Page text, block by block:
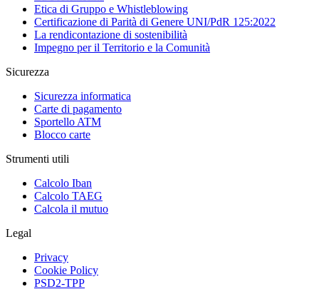
Etica di Gruppo e Whistleblowing
Certificazione di Parità di Genere UNI/PdR 125:2022
La rendicontazione di sostenibilità
Impegno per il Territorio e la Comunità
Sicurezza
Sicurezza informatica
Carte di pagamento
Sportello ATM
Blocco carte
Strumenti utili
Calcolo Iban
Calcolo TAEG
Calcola il mutuo
Legal
Privacy
Cookie Policy
PSD2-TPP